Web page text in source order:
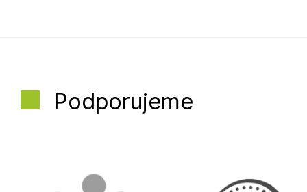
Podporujeme